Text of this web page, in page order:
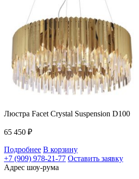
Люстра Facet Crystal Suspension D100
65 450 ₽
Подробнее В корзину
+7 (909) 978-21-77 Оставить заявку
Адрес шоу-рума